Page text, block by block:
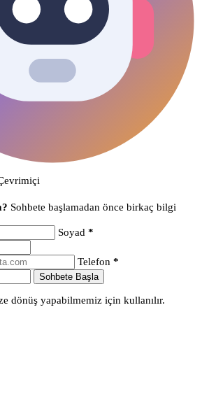
Sohbete başlamadan önce birkaç bilgi
Soyad *
Telefon *
Sohbete Başla
dönüş yapabilmemiz için kullanılır.